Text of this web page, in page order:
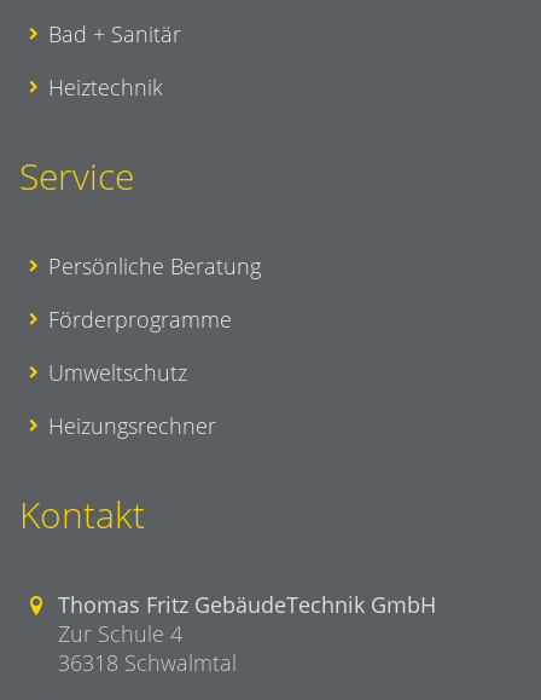
Bad + Sanitär
Heiztechnik
Service
Persönliche Beratung
Förderprogramme
Umweltschutz
Heizungsrechner
Kontakt
Thomas Fritz GebäudeTechnik GmbH
Zur Schule 4
36318 Schwalmtal